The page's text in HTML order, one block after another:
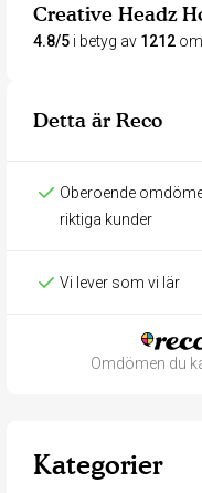
Creative Headz
4.8/5 i betyg av 1212
Detta är Reco
Oberoende
riktiga kunder
Vi lever som vi lär
Omdömen du
Kategorier